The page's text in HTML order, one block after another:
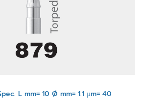
L mm= 10 Ø mm= 1.1 µm= 40